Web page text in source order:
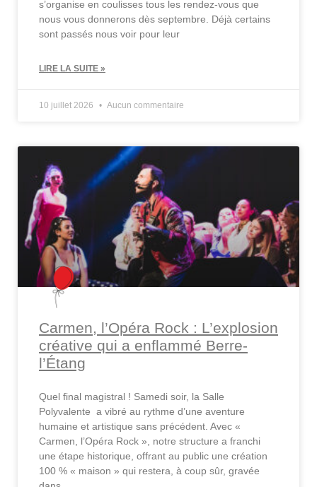
s’organise en coulisses tous les rendez-vous que
nous vous donnerons dès septembre. Déjà certains
sont passés nous voir pour leur
LIRE LA SUITE »
10 juillet 2026 Aucun commentaire
Carmen, l’Opéra Rock : L’explosion
créative qui a enflammé Berre-
l’Étang
Quel final magistral ! Samedi soir, la Salle
Polyvalente a vibré au rythme d’une aventure
humaine et artistique sans précédent. Avec «
Carmen, l’Opéra Rock », notre structure a franchi
une étape historique, offrant au public une création
100 % « maison » qui restera, à coup sûr, gravée